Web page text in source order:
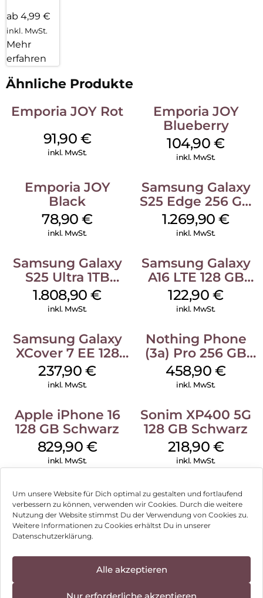
Um unsere Website für Dich optimal zu gestalten und fortlaufend
verbessern zu können, verwenden wir Cookies. Durch die weitere
Nutzung der Website stimmst Du der Verwendung von Cookies zu.
Weitere Informationen zu Cookies erhältst Du in unserer
Datenschutzerklärung.
Alle akzeptieren
Nur erforderliche akzeptieren
ab 4,99 €
inkl. MwSt.
Mehr
erfahren
Ähnliche Produkte
Emporia JOY Rot
91,90 €
inkl. MwSt.
Emporia JOY
Blueberry
104,90€
inkl. MwSt.
Emporia JOY
Black
78,90€
inkl. MwSt.
Samsung Galaxy
S25 Edge 256 GB
Titanium Silver
1.269,90€
inkl. MwSt.
Samsung Galaxy
S25 Ultra 1TB
Titanium Black
1.808,90€
inkl. MwSt.
Samsung Galaxy
A16 LTE 128 GB
Black
122,90€
inkl. MwSt.
Samsung Galaxy
XCover 7 EE 128
GB Black
237,90€
inkl. MwSt.
Nothing Phone
(3a) Pro 256 GB
Grey
458,90€
inkl. MwSt.
Apple iPhone 16
128 GB Schwarz
829,90 €
inkl. MwSt.
Sonim XP400 5G
128 GB Schwarz
218,90 €
inkl. MwSt.
Impressum
Können wir Dir behilflich sein?